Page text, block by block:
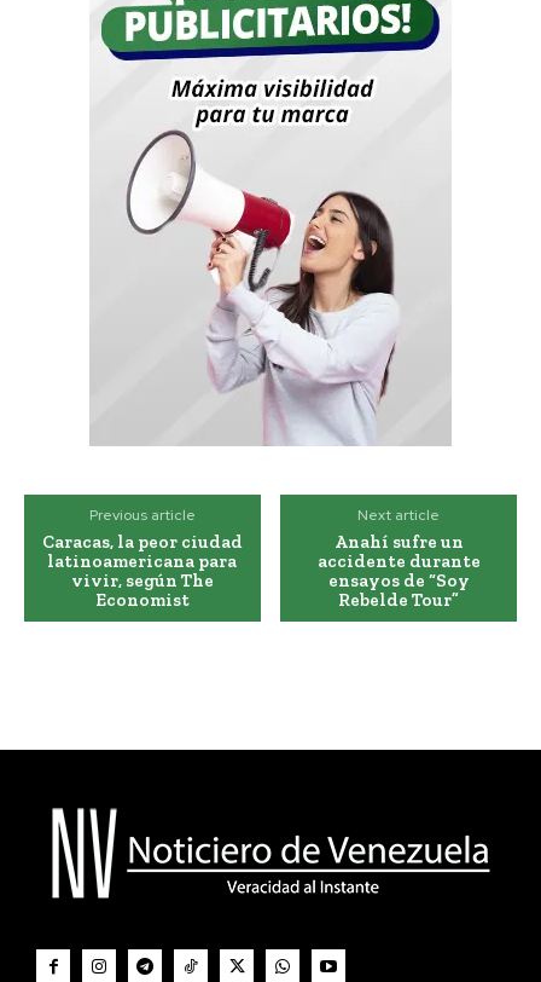
Previous article
Caracas, la peor ciudad
latinoamericana para
vivir, según The
Economist
Next article
Anahí sufre un
accidente durante
ensayos de “Soy
Rebelde Tour”